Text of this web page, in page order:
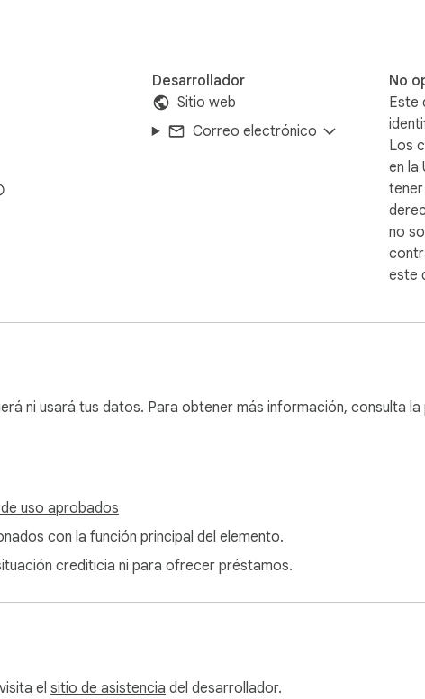
Desarrollador
Sitio web
Correo electrónico
No
Este
Los
en la
no
este
ni usará tus datos. Para obtener más información, consulta la
uso aprobados
con la función principal del elemento.
crediticia ni para ofrecer préstamos.
el sitio de asistencia del desarrollador.